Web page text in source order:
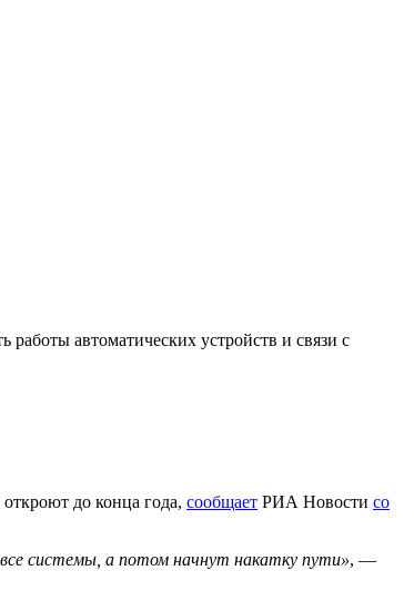
работы автоматических устройств и связи с
до конца года, сообщает РИА Новости со
системы, а потом начнут накатку пути», —